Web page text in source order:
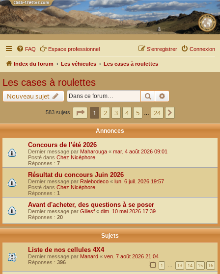
FAQ Espace professionnel Connexion
S’enregistrer
Index du forum Les véhicules Les cases à roulettes
Les cases à roulettes
Nouveau sujet Rechercher
583 sujets Page sur24
1 2 3 4 5 24
Annonces
Concours de l'été 2026
Dernier message par Maharouga « mar. 4 août 2026 09:01
Posté dans Chez Nicéphore
Réponses : 7
Résultat du concours Juin 2026
Dernier message par Ralebodeco « lun. 6 juil. 2026 19:57
Posté dans Chez Nicéphore
Réponses : 1
Avant d'acheter, des questions à se poser
Dernier message par Gillesf « dim. 10 mai 2026 17:39
Réponses : 20
Sujets
Liste de nos cellules 4X4
Dernier message par Manard « ven. 7 août 2026 21:04
Réponses : 396 1 … 13 14 15 16